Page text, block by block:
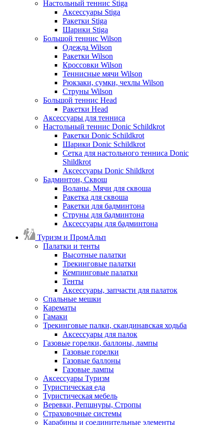
Настольный теннис Stiga
Аксессуары Stiga
Ракетки Stiga
Шарики Stiga
Большой теннис Wilson
Одежда Wilson
Ракетки Wilson
Кроссовки Wilson
Теннисные мячи Wilson
Рюкзаки, сумки, чехлы Wilson
Струны Wilson
Большой теннис Head
Ракетки Head
Аксессуары для тенниса
Настольный теннис Donic Schildkrot
Ракетки Donic Schildkrot
Шарики Donic Schildkrot
Сетка для настольного тенниса Donic
Shildkrot
Аксессуары Donic Shildkrot
Бадминтон, Сквош
Воланы, Мячи для сквоша
Ракетка для сквоша
Ракетки для бадминтона
Струны для бадминтона
Аксессуары для бадминтона
Туризм и ПромАльп
Палатки и тенты
Высотные палатки
Трекинговые палатки
Кемпинговые палатки
Тенты
Аксессуары, запчасти для палаток
Спальные мешки
Карематы
Гамаки
Трекинговые палки, скандинавская ходьба
Аксессуары для палок
Газовые горелки, баллоны, лампы
Газовые горелки
Газовые баллоны
Газовые лампы
Аксессуары Туризм
Туристическая еда
Туристическая мебель
Веревки, Репшнуры, Стропы
Страховочные системы
Карабины и соединительные элементы